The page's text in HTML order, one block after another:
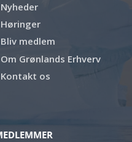
Nyheder
Høringer
Bliv medlem
Om Grønlands Erhverv
Kontakt os